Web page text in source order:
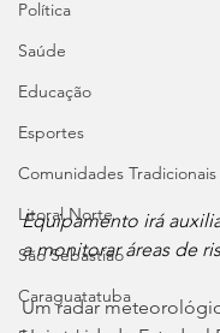
Política
Saúde
Educação
Esportes
Comunidades Tradicionais
Litoral Norte
São Sebastião
Caraguatatuba
Equipamento irá
a monitorar áreas de
Um radar